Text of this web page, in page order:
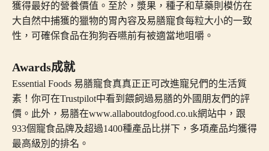
獲得最好的營養價值。至於，漿果，種子和草藥則模仿在
大自然中捕獲的獵物的胃內容及易膳寵食每粒大小的一致
性，可確保食品在狗狗吞嚥前有被適當地咀嚼。
Awards成就
Essential Foods 易膳寵食真真正正可改進寵兒們的生活質
素！你可在Trustpilot中看到餵飼過易膳的外國朋友們的評
價。此外，易膳在www.allaboutdogfood.co.uk網站中，跟
933個寵食品牌及超過1400種產品比拼下，多項產品均獲得
最高級別的排名。